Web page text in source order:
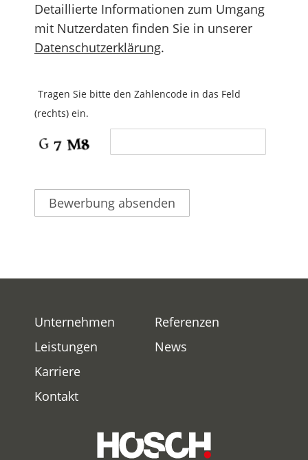
Detaillierte Informationen zum Umgang
mit Nutzerdaten finden Sie in unserer
Datenschutzerklärung.
Tragen Sie bitte den Zahlencode in das Feld
(rechts) ein.
Unternehmen
Leistungen
Referenzen
News
Karriere
Kontakt